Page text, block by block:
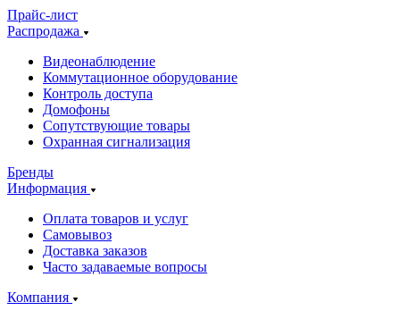
Прайс-лист
Распродажа
Видеонаблюдение
Коммутационное оборудование
Контроль доступа
Домофоны
Сопутствующие товары
Охранная сигнализация
Бренды
Информация
Оплата товаров и услуг
Самовывоз
Доставка заказов
Часто задаваемые вопросы
Компания